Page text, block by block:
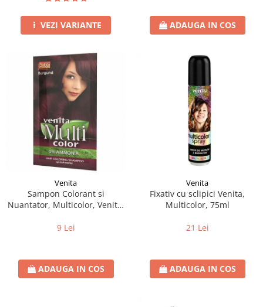
VEZI VARIANTE ADAUGA IN COS
Venita
Sampon Colorant si
Nuantator, Multicolor, Venita,
9 Lei
ADAUGA IN COS
Venita
Fixativ cu sclipici Venita,
Multicolor, 75ml
21 Lei
ADAUGA IN COS